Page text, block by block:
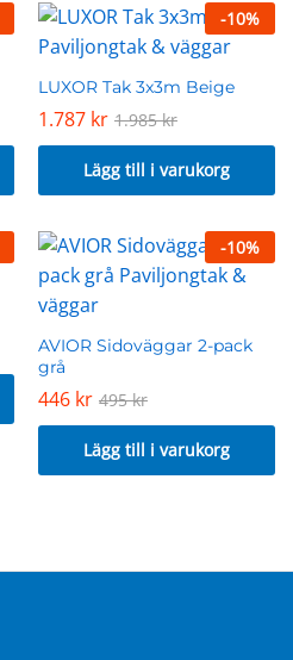
-10%
LUXOR Tak 3x3m Beige
1.787 kr 1.985kr
Lägg till i varukorg
-10%
AVIOR Sidoväggar 2-pack
grå
446 kr 495kr
Lägg till i varukorg